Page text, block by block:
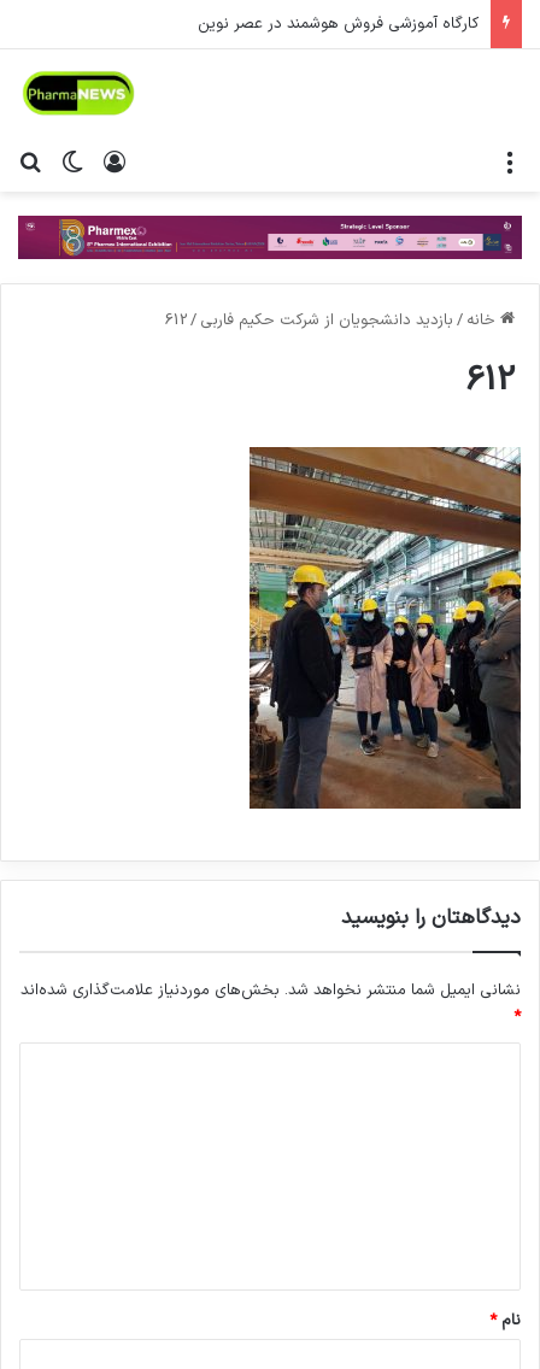
کارگاه آموزشی فروش هوشمند در عصر نوین
تغییر ورود
خانه / بازدید دانشجویان از شرکت حکیم فاربی /
612
612
دیدگاهتان را بنویسید
نشانی ایمیل شما منتشر نخواهد شد. بخش‌های موردنیاز علامت‌گذاری شده‌اند
*
نام*